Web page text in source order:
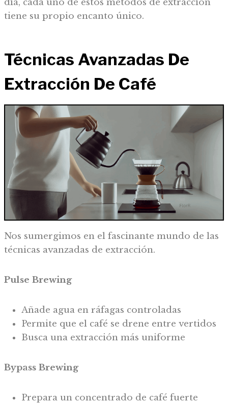
día, cada uno de estos métodos de extracción
tiene su propio encanto único.
Técnicas Avanzadas De
Extracción De Café
Nos sumergimos en el fascinante mundo de las
técnicas avanzadas de extracción.
Pulse Brewing
Añade agua en ráfagas controladas
Permite que el café se drene entre vertidos
Busca una extracción más uniforme
Bypass Brewing
Prepara un concentrado de café fuerte